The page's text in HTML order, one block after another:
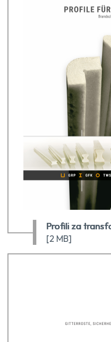
Profili za
[2 MB]